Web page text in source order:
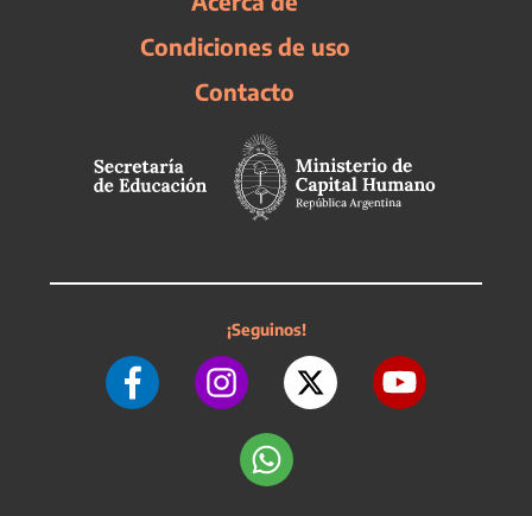
Condiciones de uso
Contacto
¡Seguinos!